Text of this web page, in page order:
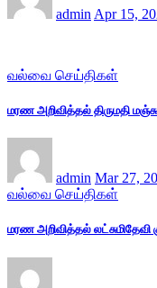
admin Apr 15,
வல்வை செய்திகள்
மரண அறிவித்தல் திருமதி
admin Mar 27,
வல்வை செய்திகள்
மரண அறிவித்தல் லட்சுமிதேவி